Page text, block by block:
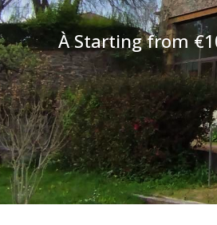
ÀStarting from